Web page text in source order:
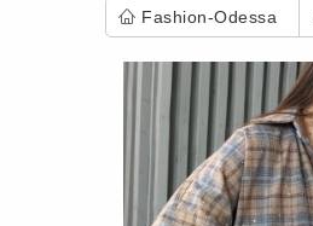
Fashion-Odessa